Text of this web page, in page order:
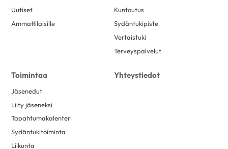
Uutiset
Ammattilaisille
Kuntoutus
Sydäntukipiste
Vertaistuki
Terveyspalvelut
Toimintaa
Jäsenedut
Liity jäseneksi
Tapahtumakalenteri
Sydäntukitoiminta
Liikunta
Yhteystiedot